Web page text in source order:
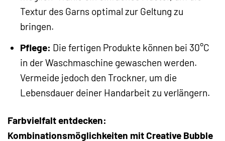
Textur des Garns optimal zur Geltung zu
bringen.
Pflege: Die fertigen Produkte können bei 30°C
in der Waschmaschine gewaschen werden.
Vermeide jedoch den Trockner, um die
Lebensdauer deiner Handarbeit zu verlängern.
Farbvielfalt entdecken:
Kombinationsmöglichkeiten mit Creative Bubble